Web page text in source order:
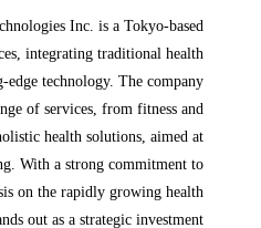
Inc. is a Tokyo-based
integrating traditional health
edge technology. The company
of services, from fitness and
health solutions, aimed at
With a strong commitment to
on the rapidly growing health
out as a strategic investment